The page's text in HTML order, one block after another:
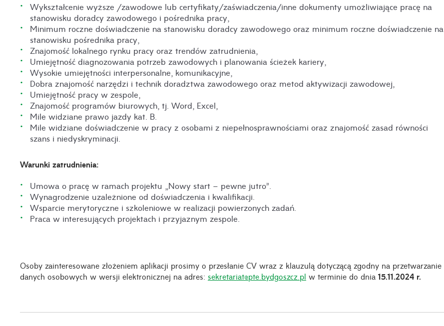
Wykształcenie wyższe /zawodowe lub certyfikaty/zaświadczenia/inne dokumenty umożliwiające pracę na
stanowisku doradcy zawodowego i pośrednika pracy,
Minimum roczne doświadczenie na stanowisku doradcy zawodowego oraz minimum roczne doświadczenie na
stanowisku pośrednika pracy,
Znajomość lokalnego rynku pracy oraz trendów zatrudnienia,
Umiejętność diagnozowania potrzeb zawodowych i planowania ścieżek kariery,
Wysokie umiejętności interpersonalne, komunikacyjne,
Dobra znajomość narzędzi i technik doradztwa zawodowego oraz metod aktywizacji zawodowej,
Umiejętność pracy w zespole,
Znajomość programów biurowych, tj. Word, Excel,
Mile widziane prawo jazdy kat. B.
Mile widziane doświadczenie w pracy z osobami z niepełnosprawnościami oraz znajomość zasad równości
szans i niedyskryminacji.
Warunki zatrudnienia:
Umowa o pracę w ramach projektu „Nowy start – pewne jutro”.
Wynagrodzenie uzależnione od doświadczenia i kwalifikacji.
Wsparcie merytoryczne i szkoleniowe w realizacji powierzonych zadań.
Praca w interesujących projektach i przyjaznym zespole.
Osoby zainteresowane złożeniem aplikacji prosimy o przesłanie CV wraz z klauzulą dotyczącą zgodny na przetwarzanie
danych osobowych w wersji elektronicznej na adres: sekretariat@pte.bydgoszcz.pl w terminie do dnia 15.11.2024 r.